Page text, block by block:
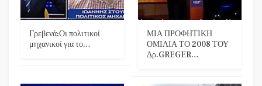
Γρεβενά:Οι πολιτικοί
μηχανικοί για το…
ΜΙΑ ΠΡΟΦΗΤΙΚΗ
ΟΜΙΛΙΑ ΤΟ 2008 ΤΟΥ
Δρ.GREGER…